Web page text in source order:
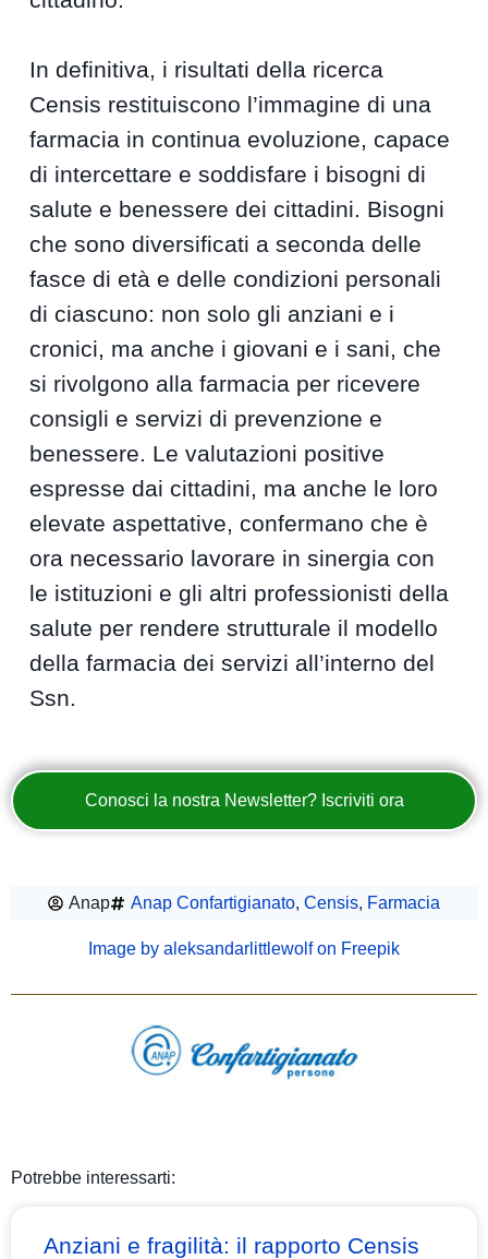
In definitiva, i risultati della ricerca
Censis restituiscono l’immagine di una
farmacia in continua evoluzione, capace
di intercettare e soddisfare i bisogni di
salute e benessere dei cittadini. Bisogni
che sono diversificati a seconda delle
fasce di età e delle condizioni personali
di ciascuno: non solo gli anziani e i
cronici, ma anche i giovani e i sani, che
si rivolgono alla farmacia per ricevere
consigli e servizi di prevenzione e
benessere. Le valutazioni positive
espresse dai cittadini, ma anche le loro
elevate aspettative, confermano che è
ora necessario lavorare in sinergia con
le istituzioni e gli altri professionisti della
salute per rendere strutturale il modello
della farmacia dei servizi all’interno del
Ssn.
Conosci la nostra Newsletter? Iscriviti ora
Anap Anap Confartigianato, Censis, Farmacia
Image by aleksandarlittlewolf on Freepik
Potrebbe interessarti:
Anziani e fragilità: il rapporto Censis